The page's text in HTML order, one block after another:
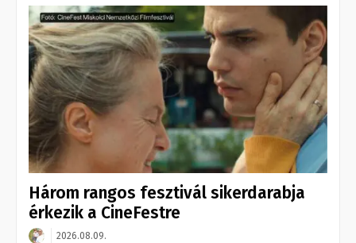
Három rangos fesztivál sikerdarabja
érkezik a CineFestre
2026.08.09.